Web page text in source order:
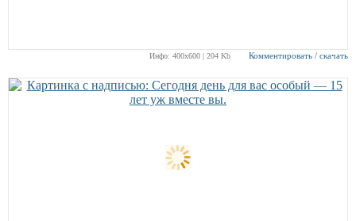
Инфо: 400х600 | 204 Kb Комментировать / скачать